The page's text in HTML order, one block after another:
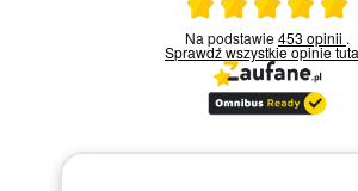
Ocena
Na podstawie453 opinii .
Sprawdź wszystkie opinie